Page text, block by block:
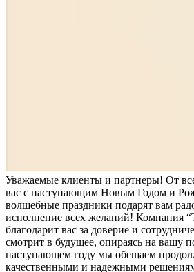
Уважаемые клиенты и партнеры! От
вас с наступающим Новым Годом и
волшебные праздники подарят вам
исполнение всех желаний! Компания
благодарит вас за доверие и
смотрит в будущее, опираясь на вашу
наступающем году мы обещаем
качественными и надежными